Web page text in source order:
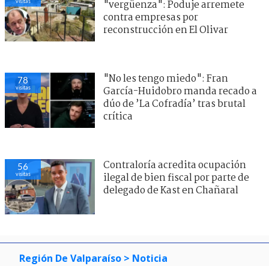
"vergüenza": Poduje arremete
contra empresas por
reconstrucción en El Olivar
78
visitas
"No les tengo miedo": Fran
García-Huidobro manda recado a
dúo de ’La Cofradía’ tras brutal
crítica
56
visitas
Contraloría acredita ocupación
ilegal de bien fiscal por parte de
delegado de Kast en Chañaral
Región De Valparaíso > Noticia